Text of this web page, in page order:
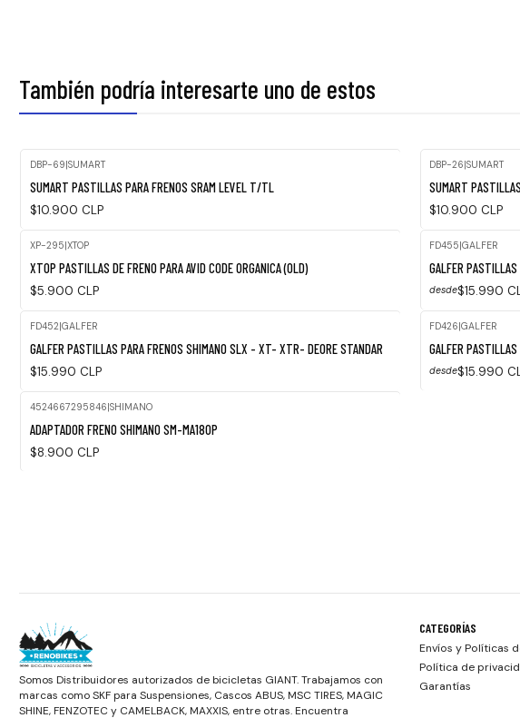
También podría interesarte uno de estos
DBP-69|SUMART
SUMART PASTILLAS PARA FRENOS SRAM LEVEL T/TL
$10.900 CLP
DBP-26|SUMART
SUMART
$10.900 CLP
XP-295|XTOP
XTOP PASTILLAS DE FRENO PARA AVID CODE ORGANICA (OLD)
$5.900 CLP
FD455|GALFER
GALFER
desde$15.990
FD452|GALFER
GALFER PASTILLAS PARA FRENOS SHIMANO SLX - XT- XTR- DEORE STANDAR
$15.990 CLP
FD426|GALFER
GALFER
desde$15.990
4524667295846|SHIMANO
ADAPTADOR FRENO SHIMANO SM-MA180P
$8.900 CLP
Somos Distribuidores autorizados de bicicletas GIANT. Trabajamos con
marcas como SKF para Suspensiones, Cascos ABUS, MSC TIRES, MAGIC
SHINE, FENZOTEC y CAMELBACK, MAXXIS, entre otras. Encuentra
CATEGORÍAS
Envíos y Políticas
Política de
Garantías